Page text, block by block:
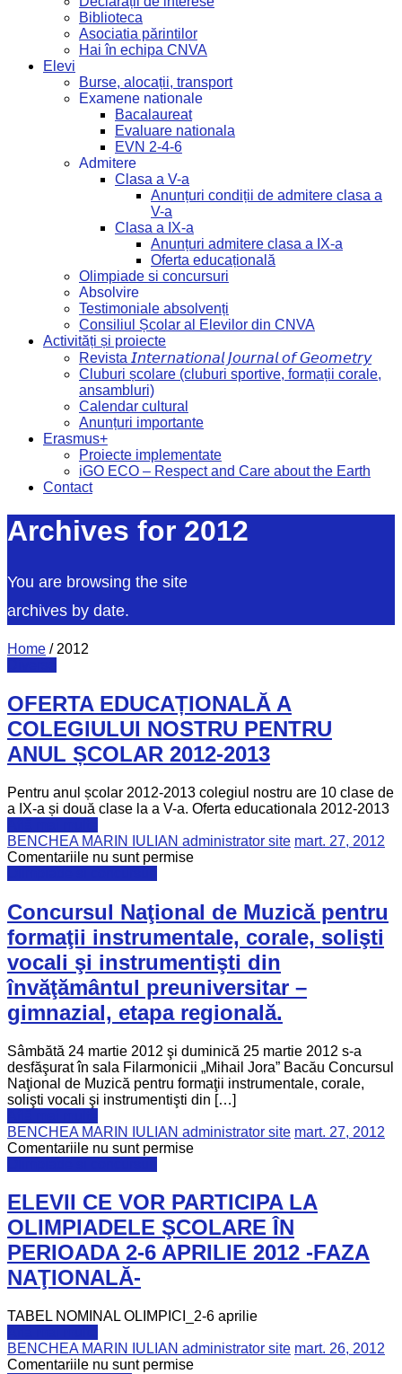
Biblioteca
Asociatia părintilor
Hai în echipa CNVA
Elevi
Burse, alocații, transport
Examene nationale
Bacalaureat
Evaluare nationala
EVN 2-4-6
Admitere
Clasa a V-a
Anunțuri condiții de admitere clasa a
V-a
Clasa a IX-a
Anunțuri admitere clasa a IX-a
Oferta educațională
Olimpiade si concursuri
Absolvire
Testimoniale absolvenți
Consiliul Școlar al Elevilor din CNVA
Activități și proiecte
Revista 𝘐𝘯𝘵𝘦𝘳𝘯𝘢𝘵𝘪𝘰𝘯𝘢𝘭 𝘑𝘰𝘶𝘳𝘯𝘢𝘭 𝘰𝘧 𝘎𝘦𝘰𝘮𝘦𝘵𝘳𝘺
Cluburi școlare (cluburi sportive, formații corale,
ansambluri)
Calendar cultural
Anunțuri importante
Erasmus+
Proiecte implementate
iGO ECO – Respect and Care about the Earth
Contact
Archives for 2012
You are browsing the site
archives by date.
Home / 2012
OFERTA EDUCAȚIONALĂ A
COLEGIULUI NOSTRU PENTRU
ANUL ȘCOLAR 2012-2013
Pentru anul școlar 2012-2013 colegiul nostru are 10 clase de
a IX-a și două clase la a V-a. Oferta educationala 2012-2013
BENCHEA MARIN IULIAN administrator site mart. 27, 2012
Comentariile nu sunt permise
Concursul Naţional de Muzică pentru
formaţii instrumentale, corale, solişti
vocali şi instrumentişti din
învăţământul preuniversitar –
gimnazial, etapa regională.
Sâmbătă 24 martie 2012 şi duminică 25 martie 2012 s-a
desfăşurat în sala Filarmonicii „Mihail Jora” Bacău Concursul
Naţional de Muzică pentru formaţii instrumentale, corale,
solişti vocali şi instrumentişti din […]
BENCHEA MARIN IULIAN administrator site mart. 27, 2012
Comentariile nu sunt permise
ELEVII CE VOR PARTICIPA LA
OLIMPIADELE ŞCOLARE ÎN
PERIOADA 2-6 APRILIE 2012 -FAZA
NAŢIONALĂ-
TABEL NOMINAL OLIMPICI_2-6 aprilie
BENCHEA MARIN IULIAN administrator site mart. 26, 2012
Comentariile nu sunt permise